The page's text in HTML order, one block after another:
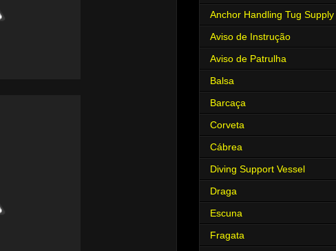
Anchor Handling Tug Supply
Aviso de Instrução
Aviso de Patrulha
Balsa
Barcaça
Corveta
Cábrea
Diving Support Vessel
Draga
Escuna
Fragata